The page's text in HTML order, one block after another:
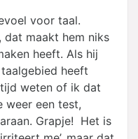
voor taal.
dat maakt hem niks
heeft. Als hij
heeft
weten of ik dat
weer een test,
Grapje! Het is